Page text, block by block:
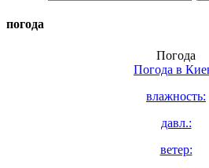
погода
Погода
Погода в
влажность:
давл.:
ветер: